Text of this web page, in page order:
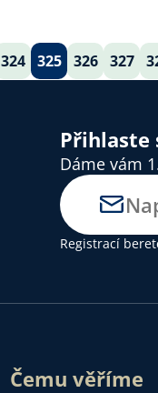
324 325 326 327
Přihlaste
Dáme vám
Registrací
Čemu věříme